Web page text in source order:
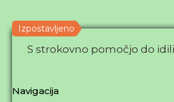
Izpostavljeno
S strokovno pomočjo do
Navigacija